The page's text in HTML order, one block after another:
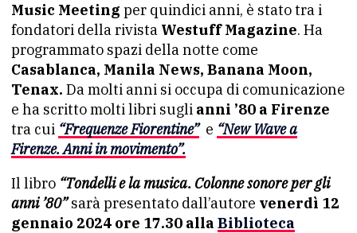
Music Meeting per quindici anni, è stato tra i
fondatori della rivista Westuff Magazine. Ha
programmato spazi della notte come
Casablanca, Manila News, Banana Moon,
Tenax. Da molti anni si occupa di comunicazione
e ha scritto molti libri sugli anni ’80 a Firenze
tra cui “Frequenze Fiorentine”e “New Wave a
Firenze. Anni in movimento”.
Il libro “Tondelli e la musica. Colonne sonore per gli
anni ’80”sarà presentato dall’autore venerdì 12
gennaio 2024 ore 17.30 alla Biblioteca